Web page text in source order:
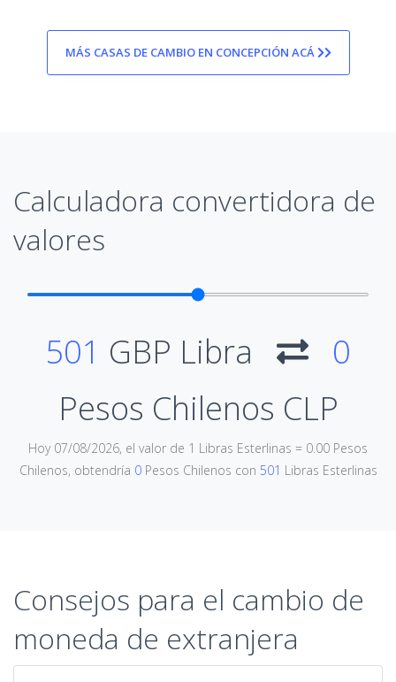
MÁS CASAS DE CAMBIO EN CONCEPCIÓN ACÁ
Calculadora convertidora de
valores
501 GBP Libra
0
Pesos Chilenos CLP
Hoy 07/08/2026, el valor de 1 Libras Esterlinas = 0.00 Pesos
Chilenos, obtendría 0Pesos Chilenos con 501 Libras Esterlinas
Consejos para el cambio de
moneda de extranjera